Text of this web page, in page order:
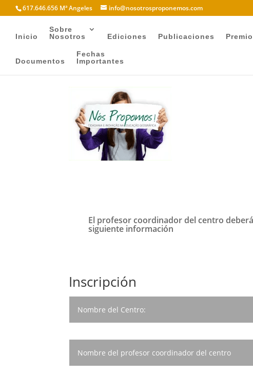
617.646.656 Mª Angeles info@nosotrosproponemos.com
Inicio
Sobre
Nosotros
Ediciones Publicaciones
Documentos
Fechas
Importantes
El profesor coordinador del centro
siguiente información
Inscripción